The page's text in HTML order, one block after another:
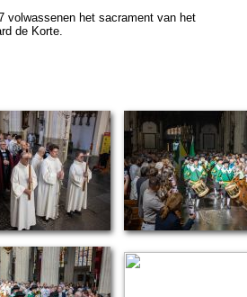
vol­was­se­nen het sacra­ment van het
de Korte.